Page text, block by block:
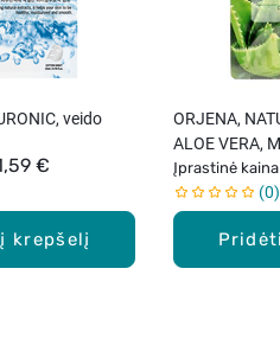
krepšelį
veido
€
ORJENA,
ALOE VERA,
kaukė, 1 vnt.
Įprastinė kaina
0